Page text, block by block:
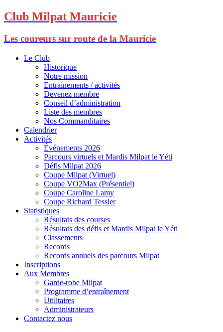
Club Milpat Mauricie
Les coureurs sur route de la Mauricie
Le Club
Historique
Notre mission
Entrainements / activités
Devenez membre
Conseil d’administration
Liste des membres
Nos Commanditaires
Calendrier
Activités
Événements 2026
Parcours virtuels et Mardis Milpat le Yéti
Défis Milpat 2026
Coupe Milpat (Virtuel)
Coupe VO2Max (Présentiel)
Coupe Caroline Lamy
Coupe Richard Tessier
Statistiques
Résultats des courses
Résultats des défis et Mardis Milpat le Yéti
Classements
Records
Records annuels des parcours Milpat
Inscriptions
Aux Membres
Garde-robe Milpat
Programme d’entraînement
Utilitaires
Administrateurs
Contactez nous